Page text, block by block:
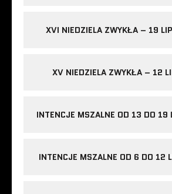
XVI NIEDZIELA ZWYKŁA – 19
XV NIEDZIELA ZWYKŁA – 12
INTENCJE MSZALNE OD 13 DO
INTENCJE MSZALNE OD 6 DO 12